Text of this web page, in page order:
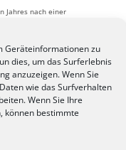
Geräteinformationen zu
dies, um das Surferlebnis
anzuzeigen. Wenn Sie
wie das Surfverhalten
Wenn Sie Ihre
können bestimmte